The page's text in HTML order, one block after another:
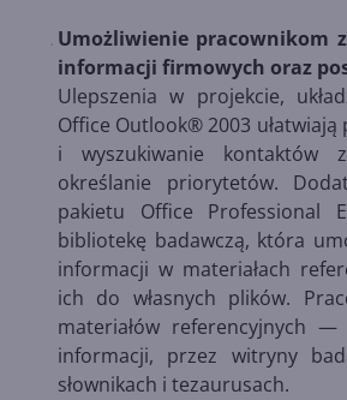
Umożliwienie pracownikom
informacji firmowych oraz
Ulepszenia w projekcie,
Office Outlook® 2003
i wyszukiwanie kontaktów
określanie priorytetów.
pakietu Office Professional
bibliotekę badawczą, która
informacji w materiałach
ich do własnych plików.
materiałów referencyjnych
informacji, przez witryny
słownikach i tezaurusach.